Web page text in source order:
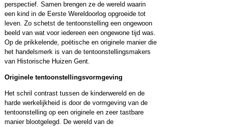
perspectief. Samen brengen ze de wereld waarin
een kind in de Eerste Wereldoorlog opgroeide tot
leven. Zo schetst de tentoonstelling een ongewoon
beeld van wat voor iedereen een ongewone tijd was.
Op de prikkelende, poëtische en originele manier die
het handelsmerk is van de tentoonstellingsmakers
van Historische Huizen Gent.
Originele tentoonstellingsvormgeving
Het schril contrast tussen de kinderwereld en de
harde werkelijkheid is door de vormgeving van de
tentoonstelling op een originele en zeer tastbare
manier blootgelegd. De wereld van de